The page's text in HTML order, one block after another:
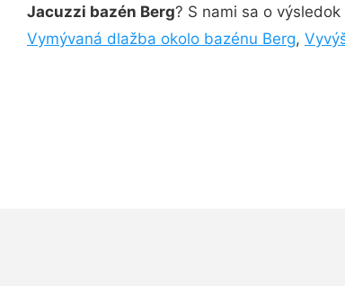
Jacuzzi bazén Berg? S nami sa o
Vymývaná dlažba okolo bazénu Berg,